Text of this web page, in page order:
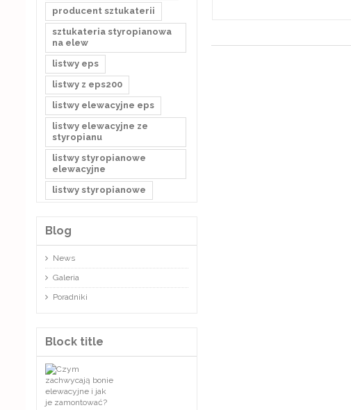
producent sztukaterii
sztukateria styropianowa
na elew
listwy eps
listwy z eps200
listwy elewacyjne eps
listwy elewacyjne ze
styropianu
listwy styropianowe
elewacyjne
listwy styropianowe
Blog
News
Galeria
Poradniki
Block title